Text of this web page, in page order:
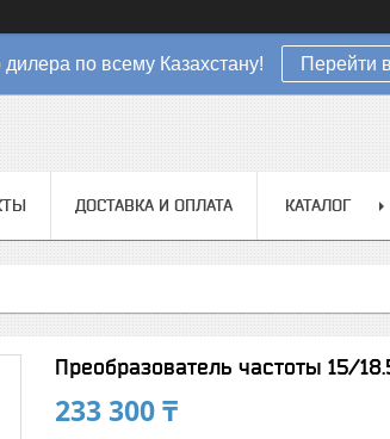
по всему Казахстану! Перейти
ДОСТАВКА И ОПЛАТА КАТАЛОГ
Преобразователь частоты 15/
233 300 ₸